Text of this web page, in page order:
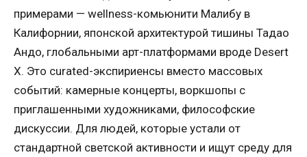
примерами — wellness-комьюнити Малибу в
Калифорнии, японской архитектурой тишины Тадао
Андо, глобальными арт-платформами вроде Desert
X. Это curated-экспириенсы вместо массовых
событий: камерные концерты, воркшопы с
приглашенными художниками, философские
дискуссии. Для людей, которые устали от
стандартной светской активности и ищут среду для